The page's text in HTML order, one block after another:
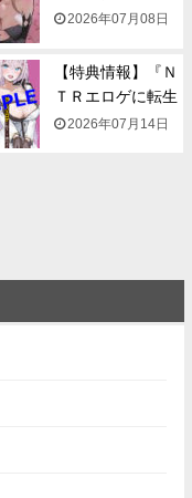
み...2026年07月08日
【特典情報】『Ｎ
ＴＲエロゲに転生
して...
2026年07月14日